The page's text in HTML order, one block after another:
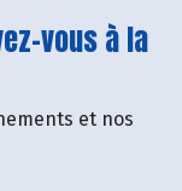
vous à la
et nos